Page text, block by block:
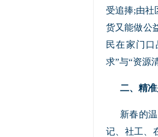
受追捧;由社
货又能做公
民在家门
求”与“资源
二、精
新春的
记、社工、